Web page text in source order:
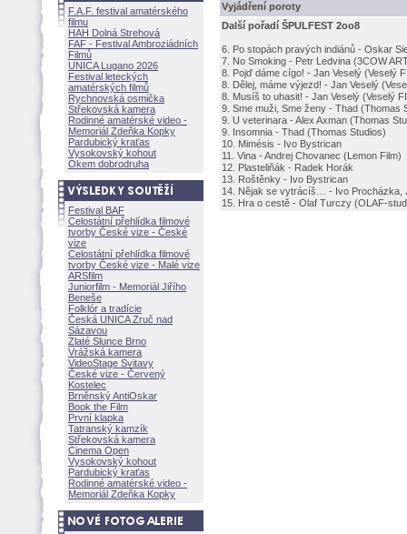
F.A.F. festival amatérského
filmu
HAH Dolná Strehov
FAF - Festival Ambroziádních
Filmů
UNICA Lugano 2026
Festival leteckých
amatérských filmů
Rychnovská osmička
Střekovská kamera
Rodinné amatérské video -
Memoriál Zdeňka Kopky
Pardubický kraťas
Vysokovský kohout
Okem dobrodruha
Festival BAF
Celostátní přehlídka filmové
tvorby České vize - České
vize
Celostátní přehlídka filmové
tvorby České vize - Malé vize
ARSfilm
Juniorfilm - Memoriál Jiřího
Beneše
Folklór a tradície
Česká UNICA Zruč nad
Sázavou
Zlaté Slunce Brno
Vrážská kamera
VideoStage Svitavy
České vize - Červený
Kostelec
Brněnský AntiOskar
Book the Film
První klapka
Tatranský kamzík
Střekovská kamera
Cinema Open
Vysokovský kohout
Pardubický kraťas
Rodinné amatérské video -
Memoriál Zdeňka Kopky
Vyjádření poroty
Další pořadí ŠPULFEST 2oo8
6. Po stopách pravých indiánů - Oskar
7. No Smoking - Petr Ledvina (3COW
8. Pojď dáme cígo! - Jan Veselý (Veselý
8. Dělej, máme výjezd! - Jan Veselý
8. Musíš to uhasit! - Jan Veselý (Veselý
9. Sme muži, Sme ženy - Thad (Thomas
9. U veterinara - Alex Axman (Thomas
9. Insomnia - Thad (Thomas Studios)
10. Mimésis - Ivo Bystrican
11. Vina - Andrej Chovanec (Lemon Film)
12. Plasteliňák - Radek Horák
13. Roštěnky - Ivo Bystrican
14. Nějak se vytrácíš… - Ivo Procházka,
15. Hra o cestě - Olaf Turczy (OLAF-